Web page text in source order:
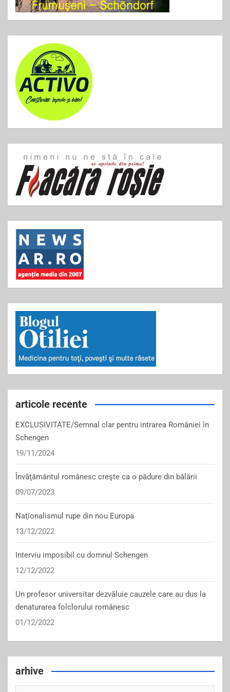
articole recente
EXCLUSIVITATE/Semnal clar pentru intrarea României în
Schengen
19/11/2024
Învăţământul românesc creşte ca o pădure din bălării
09/07/2023
Naţionalismul rupe din nou Europa
13/12/2022
Interviu imposibil cu domnul Schengen
12/12/2022
Un profesor universitar dezvăluie cauzele care au dus la
denaturarea folclorului românesc
01/12/2022
arhive